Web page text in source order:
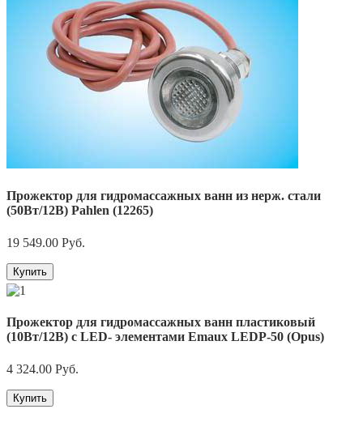
Прожектор для гидромассажных ванн из нерж. стали
(50Вт/12В) Pahlen (12265)
19 549.00 Руб.
Купить
Прожектор для гидромассажных ванн пластиковый
(10Вт/12В) c LED- элементами Emaux LEDP-50 (Opus)
4 324.00 Руб.
Купить